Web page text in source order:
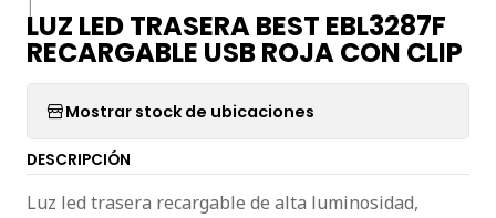
|
LUZ LED TRASERA BEST EBL3287F
RECARGABLE USB ROJA CON CLIP
Mostrar stock de ubicaciones
DESCRIPCIÓN
Luz led trasera recargable de alta luminosidad,